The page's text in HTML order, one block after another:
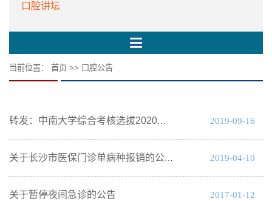
口腔讲坛
当前位置： 首页 >> 口腔公告
转发：中南大学综合考核选拔2020年优秀应届本科毕业生攻读硕士学位研究生的公告 2019-09-16
关于长沙市医保门诊单病种报销的公告 2019-04-10
关于暂停夜间急诊的公告 2017-01-12